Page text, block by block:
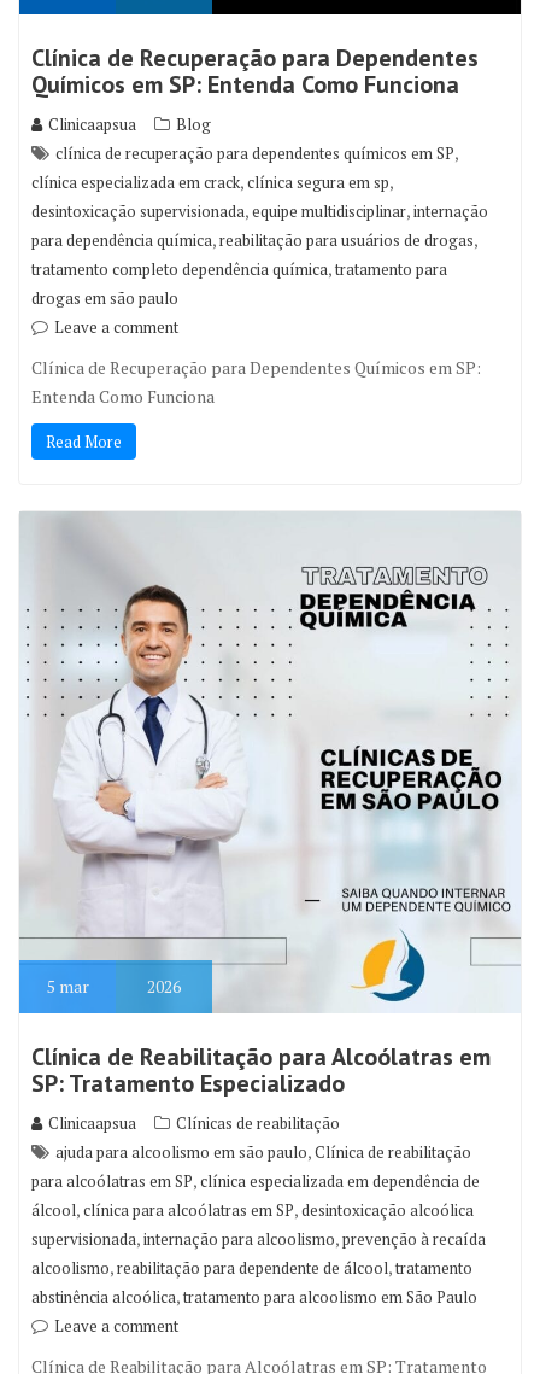
Clínica de Recuperação para Dependentes
Químicos em SP: Entenda Como Funciona
Clinicaapsua
Blog
clínica de recuperação para dependentes químicos em SP,
clínica especializada em crack,clínica segura em sp,
desintoxicação supervisionada,equipe multidisciplinar,internação
para dependência química,reabilitação para usuários de drogas,
tratamento completo dependência química,tratamento para
drogas em são paulo
Leave a comment
Clínica de Recuperação para Dependentes Químicos em SP:
Entenda Como Funciona
Read More
5 mar 2026
Clínica de Reabilitação para Alcoólatras em
SP: Tratamento Especializado
Clinicaapsua
Clínicas de reabilitação
ajuda para alcoolismo em são paulo,Clínica de reabilitação
para alcoólatras em SP,clínica especializada em dependência de
álcool,clínica para alcoólatras em SP,desintoxicação alcoólica
supervisionada,internação para alcoolismo,prevenção à recaída
alcoolismo,reabilitação para dependente de álcool,tratamento
abstinência alcoólica,tratamento para alcoolismo em São Paulo
Leave a comment
Clínica de Reabilitação para Alcoólatras em SP: Tratamento